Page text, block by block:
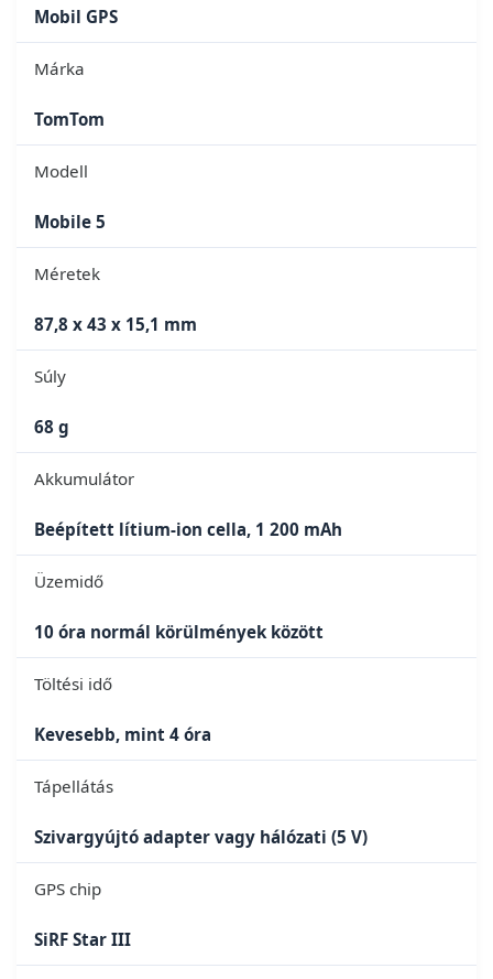
Mobil GPS
Márka
TomTom
Modell
Mobile 5
Méretek
87,8 x 43 x 15,1 mm
Súly
68 g
Akkumulátor
Beépített lítium-ion cella, 1 200 mAh
Üzemidő
10 óra normál körülmények között
Töltési idő
Kevesebb, mint 4 óra
Tápellátás
Szivargyújtó adapter vagy hálózati (5 V)
GPS chip
SiRF Star III